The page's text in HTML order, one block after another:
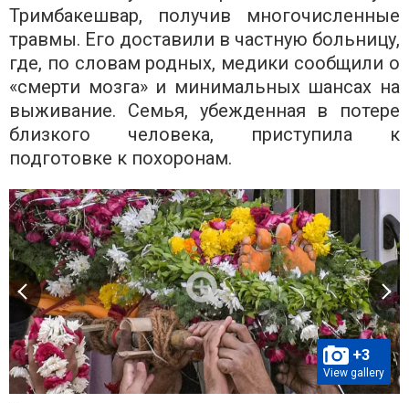
Тримбакешвар, получив многочисленные
травмы. Его доставили в частную больницу,
где, по словам родных, медики сообщили о
«смерти мозга» и минимальных шансах на
выживание. Семья, убежденная в потере
близкого человека, приступила к
подготовке к похоронам.
+3
View gallery